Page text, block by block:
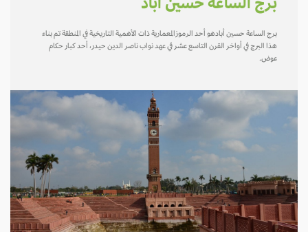
برج الساعة حسين اباد
برج الساعة حسين أبادهو أحد الرموزالمعمارية ذات الأهمية التاريخية في المنطقة تم بناء
هذا البرج في أواخر القرن التاسع عشر في عهد نواب ناصر الدين حيدر، أحد كبار حكام
عوض.